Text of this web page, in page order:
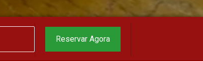
▼
Reservar Agora